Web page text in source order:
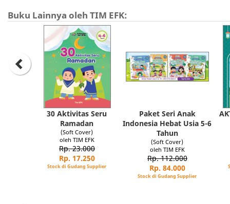
Buku Lainnya oleh TIM EFK:
30 Aktivitas Seru
Ramadan
(Soft Cover)
oleh TIM EFK
Rp. 23.000
Rp. 17.250
Stock di Gudang Supplier
Paket Seri Anak
Indonesia Hebat Usia 5-6
Tahun
(Soft Cover)
oleh TIM EFK
Rp. 112.000
Rp. 84.000
Stock di Gudang Supplier